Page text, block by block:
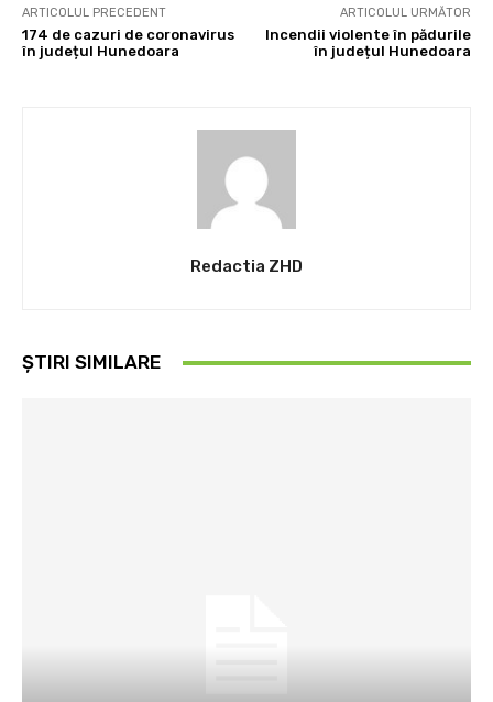
ARTICOLUL PRECEDENT
174 de cazuri de coronavirus
în județul Hunedoara
ARTICOLUL URMĂTOR
Incendii violente în pădurile
în județul Hunedoara
Redactia ZHD
ȘTIRI SIMILARE